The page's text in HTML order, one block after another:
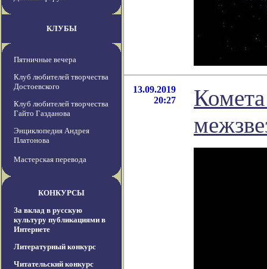
КЛУБЫ
Пятничные вечера
Клуб любителей творчества
Достоевского
Клуб любителей творчества
Гайто Газданова
Энциклопедия Андрея
Платонова
Мастерская перевода
КОНКУРСЫ
За вклад в русскую
культуру публикациями в
Интернете
Литературный конкурс
Читательский конкурс
13.09.2019
20:27